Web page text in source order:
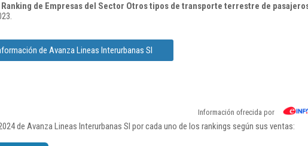
Ranking de Empresas del Sector Otros tipos de transporte terrestre de
de Avanza Lineas Interurbanas Sl
Información ofrecida por
de Avanza Lineas Interurbanas Sl por cada uno de los rankings según sus ventas: